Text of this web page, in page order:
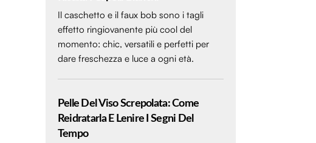
Il caschetto e il faux bob sono i tagli
effetto ringiovanente più cool del
momento: chic, versatili e perfetti per
dare freschezza e luce a ogni età.
Pelle Del Viso Screpolata: Come
Reidratarla E Lenire I Segni Del
Tempo